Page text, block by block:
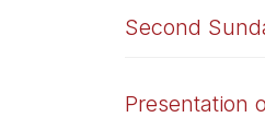
Second
Presentation